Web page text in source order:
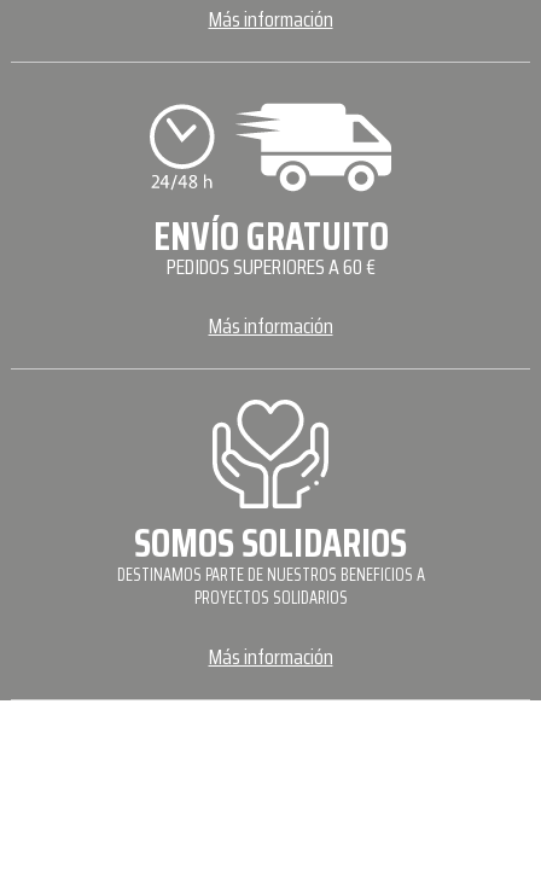
Más información
ENVÍO GRATUITO
PEDIDOS SUPERIORES A 60 €
Más información
SOMOS SOLIDARIOS
DESTINAMOS PARTE DE NUESTROS BENEFICIOS A
PROYECTOS SOLIDARIOS
Más información